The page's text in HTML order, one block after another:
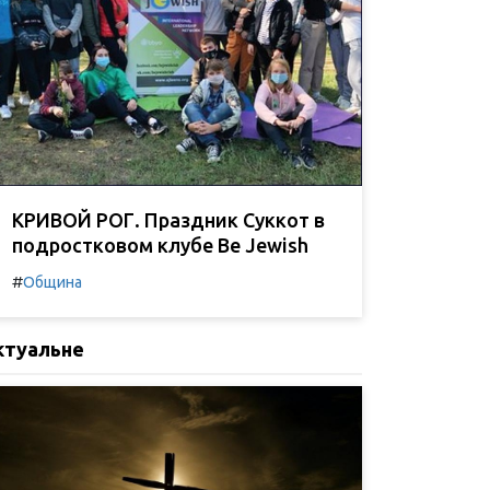
КРИВОЙ РОГ. Праздник Суккот в
подростковом клубе Be Jewish
#Община